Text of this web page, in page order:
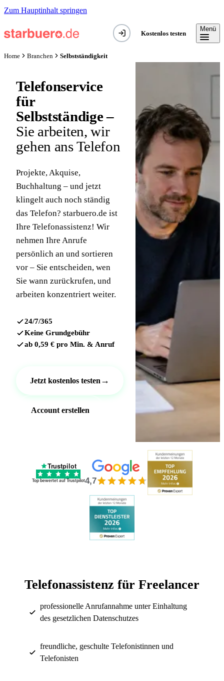
Zum Hauptinhalt springen
Kostenlos testen
Menü
Home Branchen Selbstständigkeit
Telefonservice
für
Selbstständige –
Sie arbeiten, wir
gehen ans Telefon
Projekte, Akquise,
Buchhaltung – und jetzt
klingelt auch noch ständig
das Telefon? starbuero.de ist
Ihre Telefonassistenz! Wir
nehmen Ihre Anrufe
persönlich an und sortieren
vor – Sie entscheiden, wen
Sie wann zurückrufen, und
arbeiten konzentriert weiter.
24/7/365
Keine Grundgebühr
ab 0,59 € pro Min. & Anruf
Jetzt kostenlos testen →
Account erstellen
Trustpilot
Top bewertet auf Trustpilot4,7
Telefonassistenz für Freelancer
professionelle Anrufannahme unter Einhaltung
des gesetzlichen Datenschutzes
freundliche, geschulte Telefonistinnen und
Telefonisten